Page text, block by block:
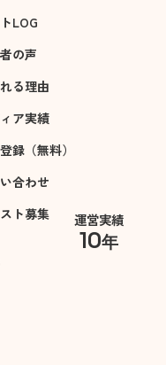
LOG
の声
る理由
ア実績
録（無料）
合わせ
ト募集 運営実績
10年